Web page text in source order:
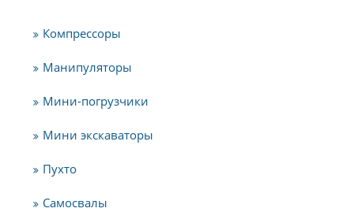
Компрессоры
Манипуляторы
Мини-погрузчики
Мини экскаваторы
Пухто
Самосвалы